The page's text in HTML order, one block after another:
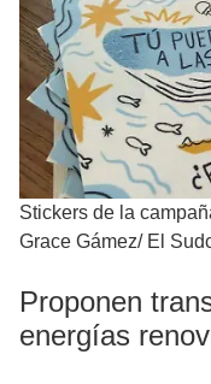
Stickers de la
Grace Gámez/ El
Proponen
energías